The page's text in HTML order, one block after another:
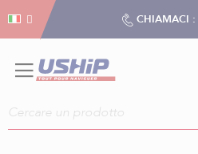
CHIAMACI :
Gestion dei cookies
Gestion dei cookies